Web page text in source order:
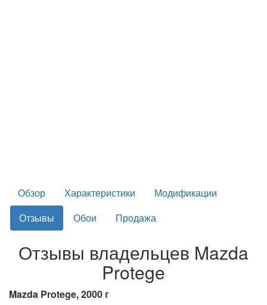
Обзор Характеристики
Модификации
Отзывы
Обои Продажа
Отзывы владельцев Mazda
Protege
Mazda Protege, 2000 г